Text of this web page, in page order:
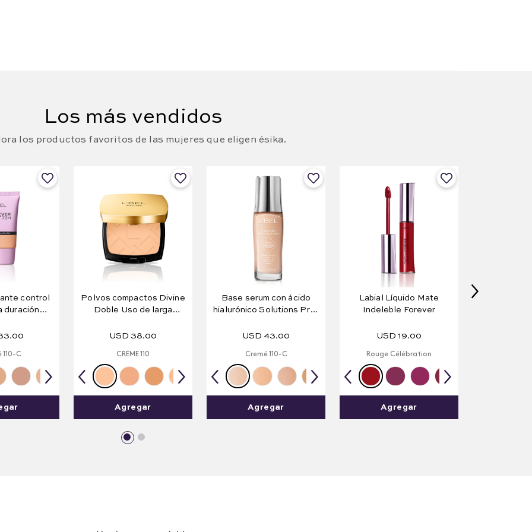
Los más vendidos
los productos favoritos de las mujeres que eligen ésika.
control
duración
.00
110-C
Polvos compactos Divine
Doble Uso de larga
USD 38.00
CRÉME 110
Agregar
Base serum con ácido
hialurónico Solutions Pro-
USD 43.00
Cremé 110-C
Agregar
Labial Líquido Mate
Indeleble Forever
USD 19.00
Rouge Célébration
Agregar